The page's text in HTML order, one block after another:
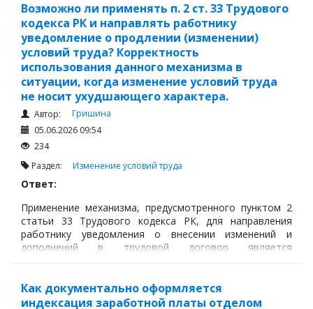
Возможно ли применять п. 2 ст. 33 Трудового
кодекса РК и направлять работнику
уведомление о продлении (изменении)
условий труда? Корректность
использования данного механизма в
ситуации, когда изменение условий труда
не носит ухудшающего характера.
Автор:
Гришина
05.06.2026 09:54
234
Раздел: Изменение условий труда
Ответ:
Применение механизма, предусмотренного пунктом 2
статьи 33 Трудового кодекса РК, для направления
работнику уведомления о внесении изменений и
дополнений в трудовой договор является
правомерным.
Как документально оформляется
индексация заработной платы отделом